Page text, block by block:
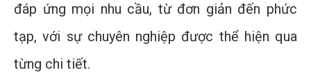
đáp ứng mọi nhu cầu, từ đơn giản đến phức
tạp, với sự chuyên nghiệp được thể hiện qua
từng chi tiết.